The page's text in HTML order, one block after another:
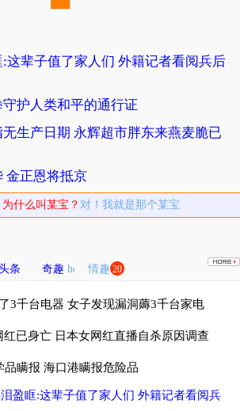
这辈子值了家人们 外籍记者看阅兵后
护人类和平的通行证
生产日期 永辉超市胖东来燕麦脆已
金正恩将抵京
什么叫某宝？ 对！我就是那个某宝
条 奇趣 情趣 20
3千台电器 女子发现漏洞薅3千台家电
已身亡 日本女网红直播自杀原因调查
品瞒报 海口港瞒报危险品
盈眶:这辈子值了家人们 外籍记者看阅兵